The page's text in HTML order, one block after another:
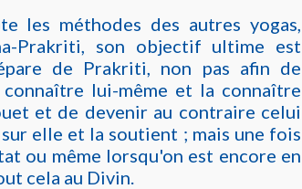
les méthodes des autres yogas,
Prakriti, son objectif ultime est
de Prakriti, non pas afin de
connaître lui-même et la connaître
et de devenir au contraire celui
elle et la soutient ; mais une fois
ou même lorsqu'on est encore en
cela au Divin.